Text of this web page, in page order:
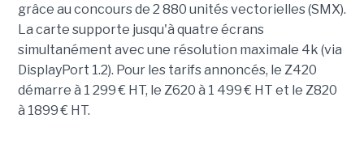
grâce au concours de 2 880 unités vectorielles (SMX).
La carte supporte jusqu'à quatre écrans
simultanément avec une résolution maximale 4k (via
DisplayPort 1.2). Pour les tarifs annoncés, le Z420
démarre à 1 299 € HT, le Z620 à 1 499 € HT et le Z820
à 1899 € HT.